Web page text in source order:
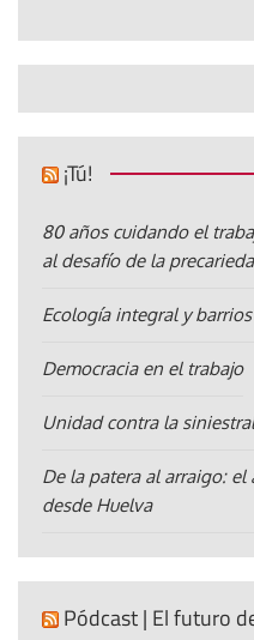
¡Tú!
80 años cuidando el
al desafío de la
Ecología integral y
Democracia en el trabajo
Unidad contra la
De la patera al arraigo:
desde Huelva
Pódcast | El futuro